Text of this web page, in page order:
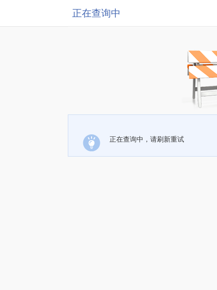
正在查询中
正在查询中，请刷新重试